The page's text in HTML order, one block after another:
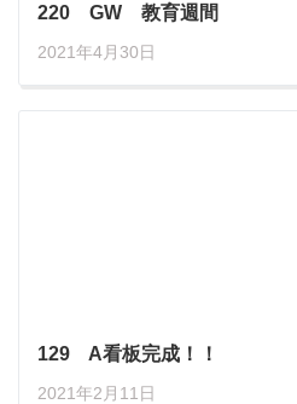
220 GW 教育週間
2021年4月30日
129 A看板完成！！
2021年2月11日